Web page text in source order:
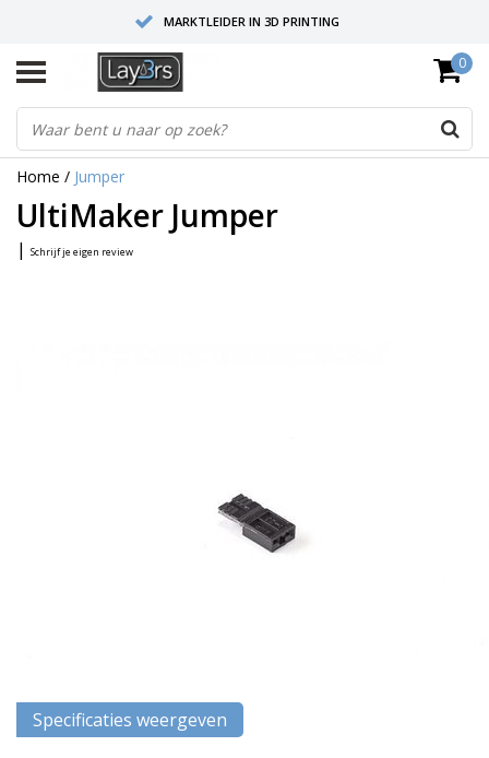
MARKTLEIDER IN 3D PRINTING
HOOGWAARDIGE SERVICE EN SUPPORT
FYSIEKE SHOWROOMS
0
Home / Jumper
UltiMaker Jumper
| Schrijf je eigen review
Specificaties weergeven